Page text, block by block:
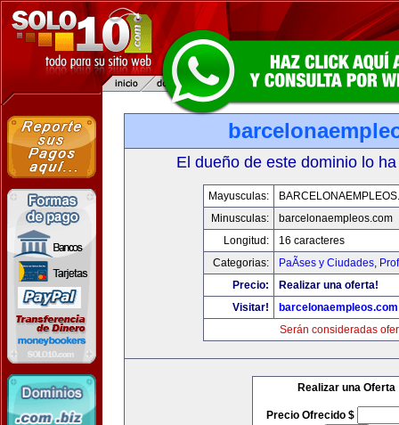
El dueño de este dominio lo
Mayusculas:
Minusculas:
barcelonaempleos.com
Longitud:
16 caracteres
Categorias:
PaÃ­ses y Ciudades,
Precio:
Realizar una oferta!
Visitar!
barcelonaempleos.com
Serán consideradas
Realizar una Oferta
Precio Ofrecido $